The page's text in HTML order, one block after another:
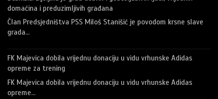
domaćina i preduzimljivih građana
Član Predsjedništva PSS Miloš Stanišić je povodom krsne slave
grada…
FK Majevica dobila vrijednu donaciju u vidu vrhunske Adidas
opreme za trening
FK Majevica dobila vrijednu donaciju u vidu vrhunske Adidas
opreme…